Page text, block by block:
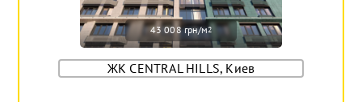
43 008 грн/м2
ЖК CENTRAL HILLS, Киев